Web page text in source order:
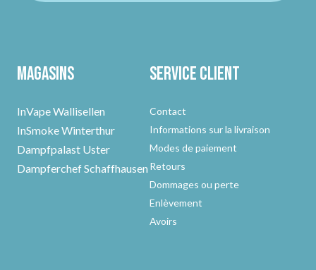
Magasins
InVape Wallisellen
InSmoke Winterthur
Dampfpalast Uster
Dampferchef Schaffhausen
Service client
Contact
Informations sur la livraison
Modes de paiement
Retours
Dommages ou perte
Enlèvement
Avoirs